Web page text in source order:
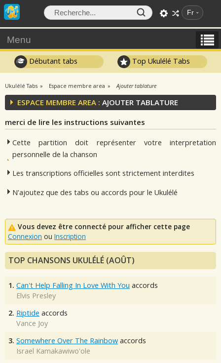
Fr
Menu
Débutant tabs Top Ukulélé Tabs
Ukulélé Tabs Espace membre area Ajouter tablature
ESPACE MEMBRE AREA : AJOUTER TABLATURE
merci de lire les instructions suivantes
Cette partition doit représenter votre interpretation
personnelle de la chanson
Les transcriptions officielles sont strictement interdites
N'ajoutez que des tabs ou accords pour le Ukulélé
Vous devez être connecté pour afficher cette page
Connexion ou Inscription
TOP CHANSONS UKULÉLÉ (AOÛT)
1. Can't Help Falling In Love With You accords
Elvis Presley
2. Riptide accords
Vance Joy
3. Somewhere Over The Rainbow accords
Israel Kamakawiwo'ole